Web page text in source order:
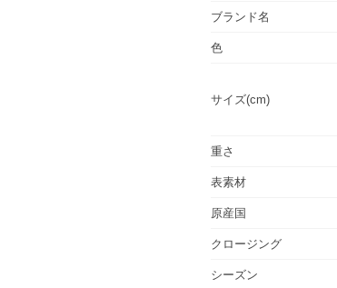
ブランド名
色
サイズ(cm)
重さ
表素材
原産国
クロージング
シーズン